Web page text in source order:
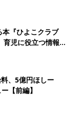
『ひよこクラブ
児に役立つ情報が
、5億円ほしー
【前編】